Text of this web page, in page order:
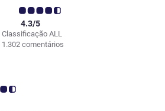
Classificação ALL
4.3/5
1.302 comentários
Avis 4.5/5